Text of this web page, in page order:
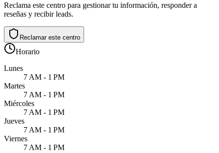
Reclama este centro para gestionar tu información, responder a
reseñas y recibir leads.
Reclamar este centro
Horario
Lunes
7 AM - 1 PM
Martes
7 AM - 1 PM
Miércoles
7 AM - 1 PM
Jueves
7 AM - 1 PM
Viernes
7 AM - 1 PM